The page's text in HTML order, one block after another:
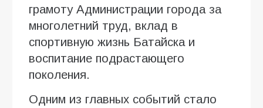
грамоту Администрации города за
многолетний труд, вклад в
спортивную жизнь Батайска и
воспитание подрастающего
поколения.
Одним из главных событий стало